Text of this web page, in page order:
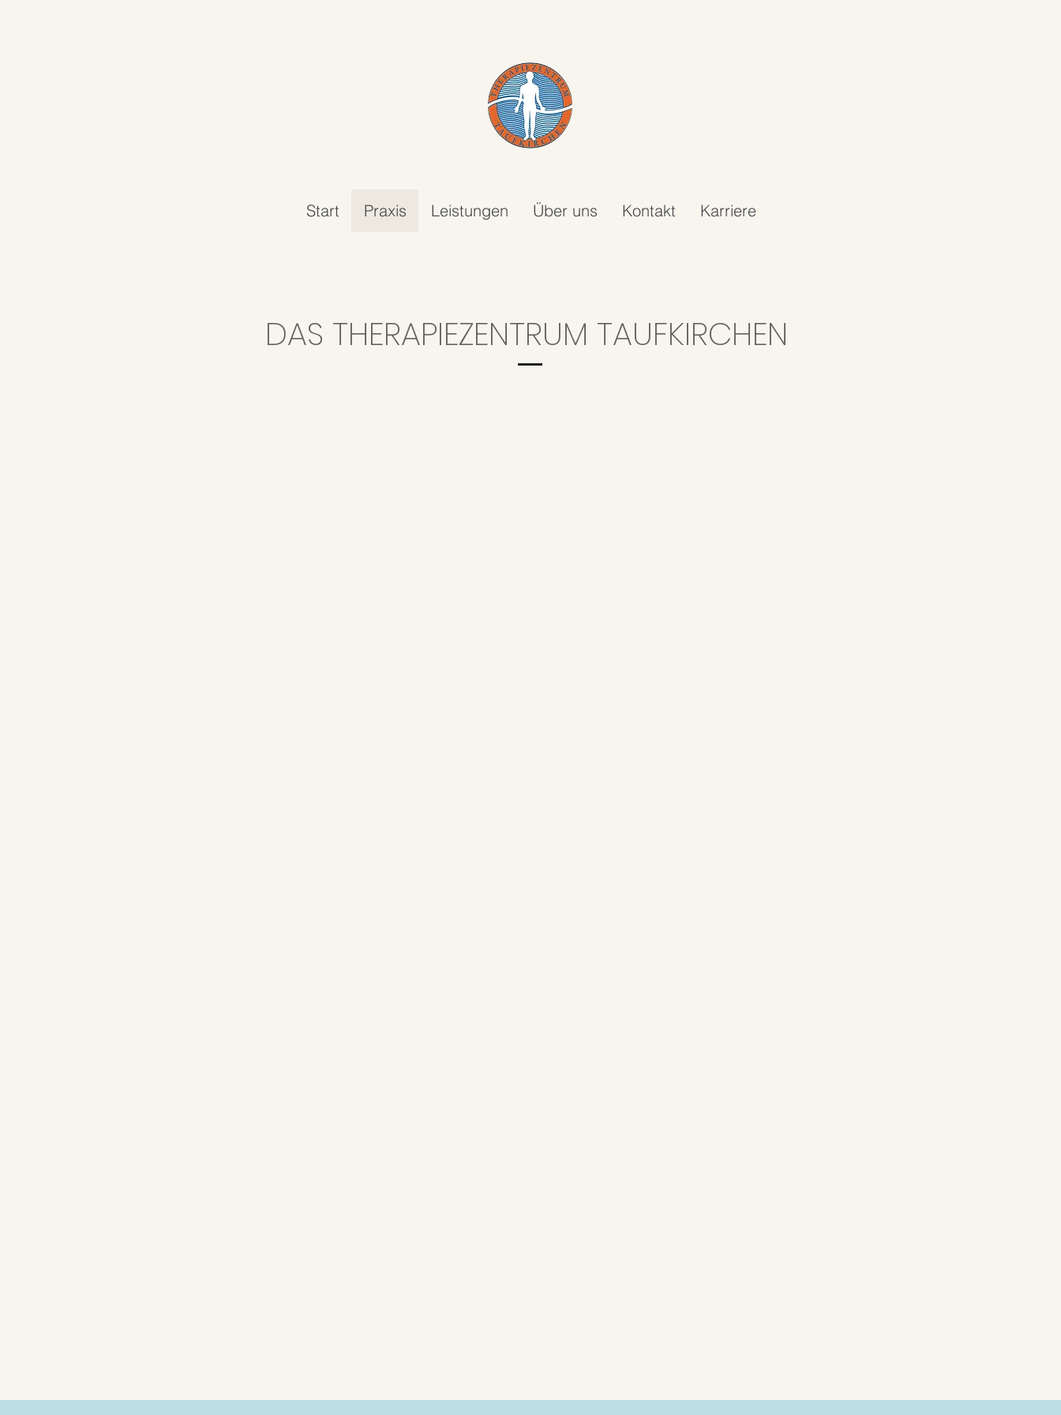
Start Praxis Leistungen Über uns Kontakt Karriere
DAS THERAPIEZENTRUM TAUFKIRCHEN